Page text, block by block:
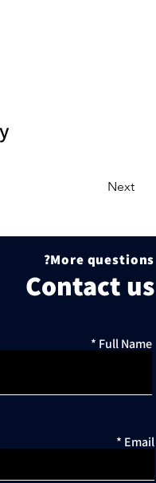
Next
More questions?
Contact us
Full Name
Email